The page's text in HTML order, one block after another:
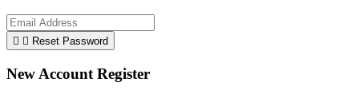
  Reset Password
New Account Register